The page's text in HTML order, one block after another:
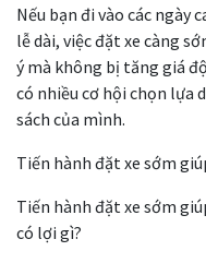
Nếu bạn đi vào các ngày
lễ dài, việc đặt xe càng
ý mà không bị tăng giá
có nhiều cơ hội chọn lựa
sách của mình.
Tiến hành đặt xe sớm
Tiến hành đặt xe sớm
có lợi gì?